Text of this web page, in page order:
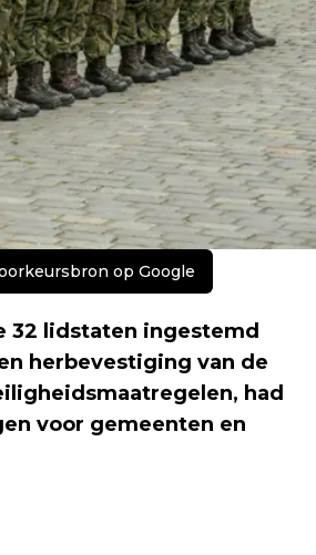
op Google
32 lidstaten ingestemd
herbevestiging van de
had
voor gemeenten en